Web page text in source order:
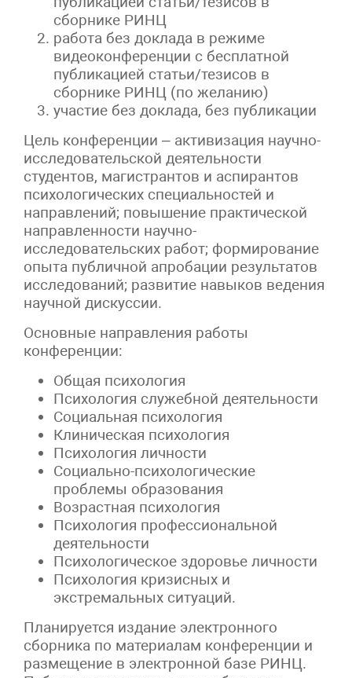
сборнике РИНЦ
работа без доклада в режиме
видеоконференции с бесплатной
публикацией статьи/тезисов в
сборнике РИНЦ (по желанию)
участие без доклада, без публикации
Цель конференции – активизация научно-
исследовательской деятельности
студентов, магистрантов и аспирантов
психологических специальностей и
направлений; повышение практической
направленности научно-
исследовательских работ; формирование
опыта публичной апробации результатов
исследований; развитие навыков ведения
научной дискуссии.
Основные направления работы
конференции:
Общая психология
Психология служебной деятельности
Социальная психология
Клиническая психология
Психология личности
Социально-психологические
проблемы образования
Возрастная психология
Психология профессиональной
деятельности
Психологическое здоровье личности
Психология кризисных и
экстремальных ситуаций.
Планируется издание электронного
сборника по материалам конференции и
размещение в электронной базе РИНЦ.